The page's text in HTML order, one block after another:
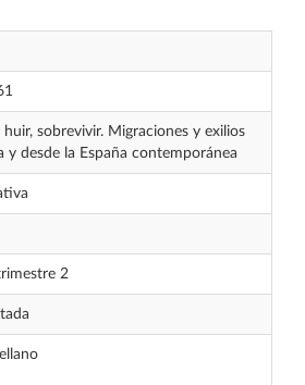
huir, sobrevivir. Migraciones y exilios
y desde la España contemporánea
2